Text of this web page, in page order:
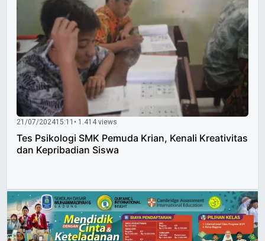
21/07/202415:11 • 1.414 views
Tes Psikologi SMK Pemuda Krian, Kenali Kreativitas
dan Kepribadian Siswa